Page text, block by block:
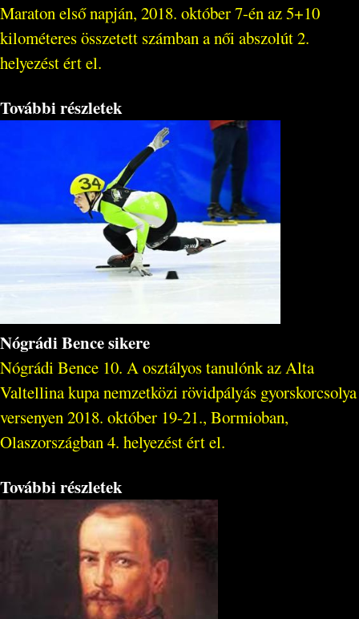
Maraton első napján, 2018. október 7-én az 5+10
kilométeres összetett számban a női abszolút 2.
helyezést ért el.
További részletek
Nógrádi Bence sikere
Nógrádi Bence 10. A osztályos tanulónk az Alta
Valtellina kupa nemzetközi rövidpályás gyorskorcsolya
versenyen 2018. október 19-21., Bormioban,
Olaszországban 4. helyezést ért el.
További részletek